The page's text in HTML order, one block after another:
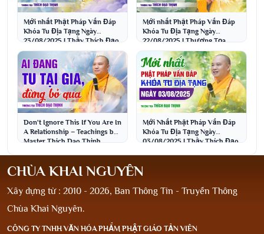
Mới nhất Phật Pháp Vấn Đáp
Khóa Tu Địa Tạng Ngày
23/08/2025 | Thầy Thích Đạo
Thịnh
Mới nhất Phật Pháp Vấn Đáp
Khóa Tu Địa Tạng Ngày
22/08/2025 | Thượng Tọa
Thích Đạo Thịnh
Don't Ignore This If You Are In
A Relationship – Teachings by
Master Thich Dao Thinh
Mới Nhất Phật Pháp Vấn Đáp
Khóa Tu Địa Tạng Ngày
03/08/2025 | Thầy Thích Đạo
CHÙA KHAI NGUYÊN
Xây dựng từ : 2010 - 2026, Ban Thông Tin - Truyền Thông
Chùa Khai Nguyên.
CÔNG TY TNHH VĂN HÓA PHẨM PHẬT GIÁO TẢN VIÊN